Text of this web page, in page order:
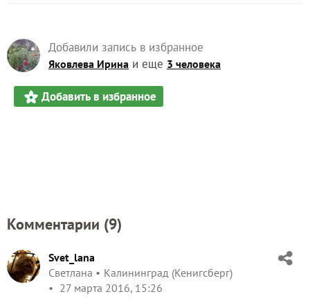
Добавили запись в избранное
Яковлева Ирина и еще 3 человека
Добавить в избранное
Комментарии (9)
Svet_lana
Светлана
Калининград (Кенигсберг)
27 марта 2016, 15:26